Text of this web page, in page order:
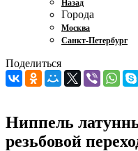
Назад
Города
Москва
Санкт-Петербург
Поделиться
Ниппель
резьбовой